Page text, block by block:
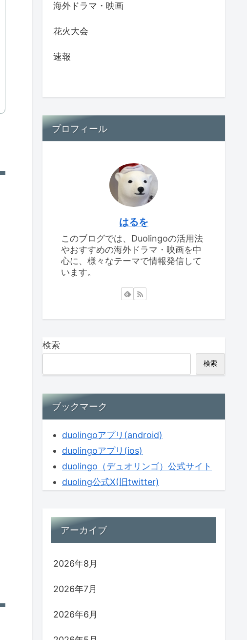
海外ドラマ・映画
花火大会
速報
プロフィール
はるを
このブログでは、Duolingoの活用法
やおすすめの海外ドラマ・映画を中
心に、様々なテーマで情報発信して
います。
検索
検索
ブックマーク
duolingoアプリ(android)
duolingoアプリ(ios)
duolingo（デュオリンゴ）公式サイト
duoling公式X(旧twitter)
アーカイブ
2026年8月
2026年7月
2026年6月